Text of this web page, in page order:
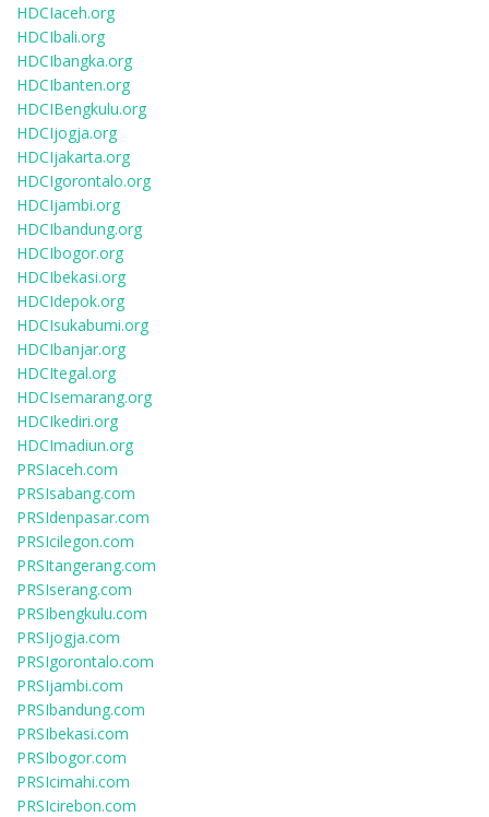
HDCIaceh.org
HDCIbali.org
HDCIbangka.org
HDCIbanten.org
HDCIBengkulu.org
HDCIjogja.org
HDCIjakarta.org
HDCIgorontalo.org
HDCIjambi.org
HDCIbandung.org
HDCIbogor.org
HDCIbekasi.org
HDCIdepok.org
HDCIsukabumi.org
HDCIbanjar.org
HDCItegal.org
HDCIsemarang.org
HDCIkediri.org
HDCImadiun.org
PRSIaceh.com
PRSIsabang.com
PRSIdenpasar.com
PRSIcilegon.com
PRSItangerang.com
PRSIserang.com
PRSIbengkulu.com
PRSIjogja.com
PRSIgorontalo.com
PRSIjambi.com
PRSIbandung.com
PRSIbekasi.com
PRSIbogor.com
PRSIcimahi.com
PRSIcirebon.com